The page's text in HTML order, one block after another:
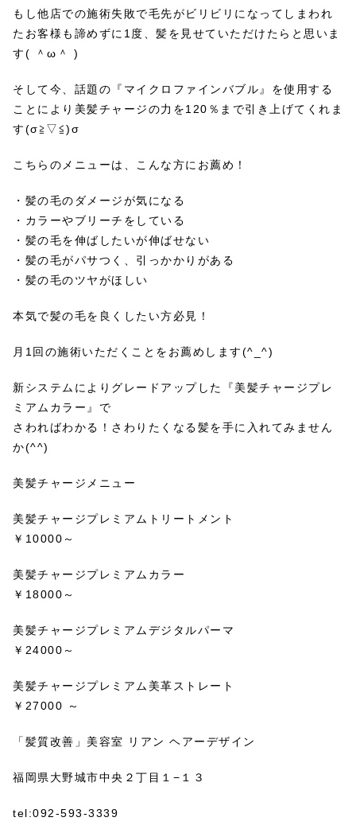
もし他店での施術失敗で毛先がビリビリになってしまわれ
たお客様も諦めずに1度、髪を見せていただけたらと思いま
す( ＾ω＾ )
そして今、話題の『マイクロファインバブル』を使用する
ことにより美髪チャージの力を120％まで引き上げてくれま
す(σ≧▽≦)σ
こちらのメニューは、こんな方にお薦め！
・髪の毛のダメージが気になる
・カラーやブリーチをしている
・髪の毛を伸ばしたいが伸ばせない
・髪の毛がパサつく、引っかかりがある
・髪の毛のツヤがほしい
本気で髪の毛を良くしたい方必見！
月1回の施術いただくことをお薦めします(^_^)
新システムによりグレードアップした『美髪チャージプレ
ミアムカラー』で
さわればわかる！さわりたくなる髪を手に入れてみません
か(^^)
美髪チャージメニュー
美髪チャージプレミアムトリートメント
￥10000～
美髪チャージプレミアムカラー
￥18000～
美髪チャージプレミアムデジタルパーマ
￥24000～
美髪チャージプレミアム美革ストレート
￥27000 ～
「髪質改善」美容室 リアン ヘアーデザイン
福岡県大野城市中央２丁目１−１３
tel:092-593-3339